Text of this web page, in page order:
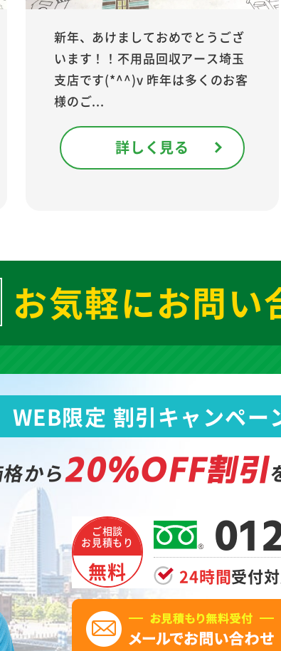
新年、あけましておめでとうござ
います！！不用品回収アース埼玉
支店です(*^^)v 昨年は多くのお客
様のご...
詳しく見る
お気軽にお問い
WEB限定 割引キャンペー
から20%OFF割引
ご相談
お見積もり
無料 24時間受付